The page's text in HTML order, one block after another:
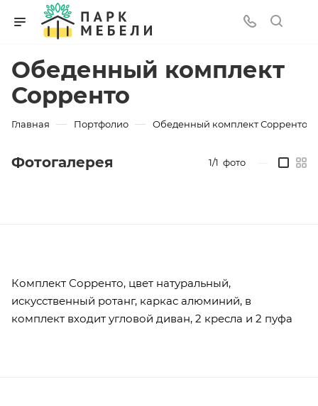
Обеденный комплект
Сорренто
Главная — Портфолио — Обеденный комплект Сорренто
Фотогалерея 1/1 фото
Комплект Сорренто, цвет натуральный,
искусственный ротанг, каркас алюминий, в
комплект входит угловой диван, 2 кресла и 2 пуфа